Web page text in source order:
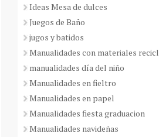
Ideas Mesa de dulces
Juegos de Baño
jugos y batidos
Manualidades con materiales
manualidades día del niño
Manualidades en fieltro
Manualidades en papel
Manualidades fiesta graduacion
Manualidades navideñas